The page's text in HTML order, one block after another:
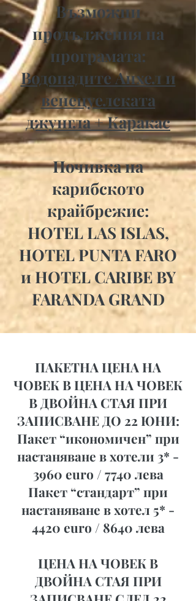
Възможни
продължения на
програмата:
Водопадите Анхел и
венецуелската
джунгла + Каракас
Почивка на
карибското
крайбрежие:
HOTEL LAS ISLAS,
HOTEL PUNTA FARO
и HOTEL CARIBE BY
FARANDA GRAND
ПАКЕТНА ЦЕНА НА
ЧОВЕК В ЦЕНА НА ЧОВЕК
В ДВОЙНА СТАЯ ПРИ
ЗАПИСВАНЕ ДО 22 ЮНИ:
Пакет “икономичен” при
настаняване в хотели 3* -
3960 euro / 7740 лева
Пакет “стандарт” при
настаняване в хотел 5* -
4420 euro / 8640 лева
ЦЕНА НА ЧОВЕК В
ДВОЙНА СТАЯ ПРИ